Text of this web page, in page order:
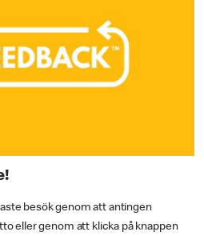
besök genom att antingen
eller genom att klicka på knappen